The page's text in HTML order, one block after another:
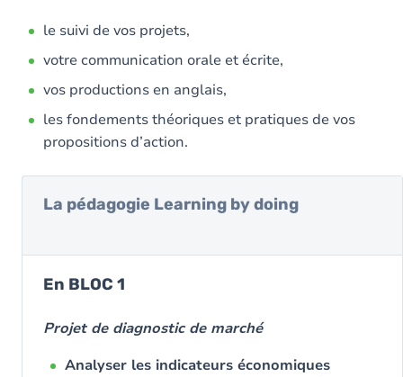
le suivi de vos projets,
votre communication orale et écrite,
vos productions en anglais,
les fondements théoriques et pratiques de vos
propositions d’action.
La pédagogie Learning by doing
En BLOC 1
Projet de diagnostic de marché
Analyser les indicateurs économiques